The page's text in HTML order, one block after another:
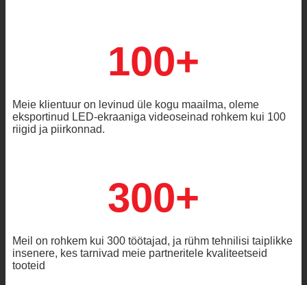
100+
Meie klientuur on levinud üle kogu maailma, oleme
eksportinud LED-ekraaniga videoseinad rohkem kui 100
riigid ja piirkonnad.
300+
Meil on rohkem kui 300 töötajad, ja rühm tehnilisi taiplikke
insenere, kes tarnivad meie partneritele kvaliteetseid
tooteid